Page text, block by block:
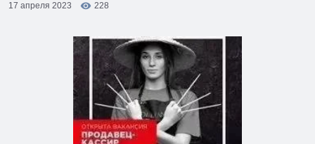
17 апреля 2023
228